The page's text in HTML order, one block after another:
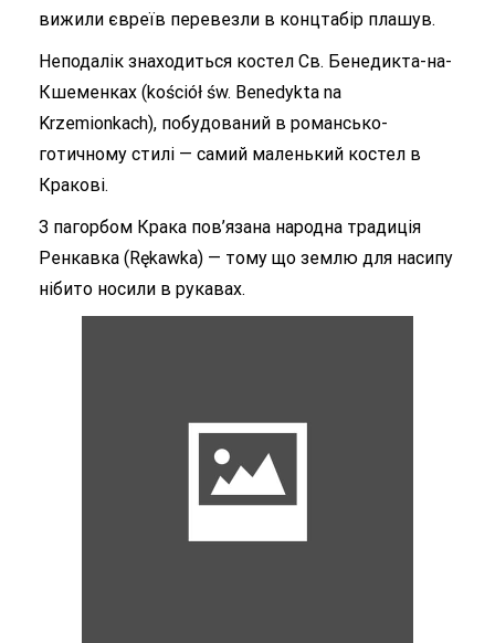
вижили євреїв перевезли в концтабір плашув.
Неподалік знаходиться костел Св. Бенедикта-на-
Кшеменках (kościół św. Benedykta na
Krzemionkach), побудований в романсько-
готичному стилі — самий маленький костел в
Кракові.
З пагорбом Крака пов’язана народна традиція
Ренкавка (Rękawkа) — тому що землю для насипу
нібито носили в рукавах.